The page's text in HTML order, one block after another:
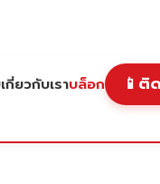
เกี่ยวกับเราบล็อก 📱 ติ